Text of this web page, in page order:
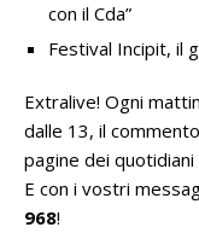
con il Cda”
Festival Incipit, il
Extralive! Ogni
dalle 13, il
pagine dei
E con i vostri
968!